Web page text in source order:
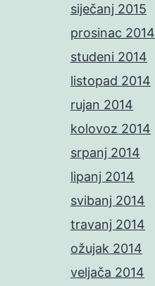
siječanj 2015
prosinac 2014
studeni 2014
listopad 2014
rujan 2014
kolovoz 2014
srpanj 2014
lipanj 2014
svibanj 2014
travanj 2014
ožujak 2014
veljača 2014